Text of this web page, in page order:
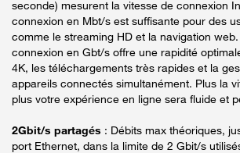
seconde) mesurent la vitesse de connexion
connexion en Mbt/s est suffisante pour des
comme le streaming HD et la navigation
connexion en Gbt/s offre une rapidité
4K, les téléchargements très rapides et la
appareils connectés simultanément. Plus la
plus votre expérience en ligne sera fluide et
2Gbit/s partagés : Débits max théoriques,
port Ethernet, dans la limite de 2 Gbit/s